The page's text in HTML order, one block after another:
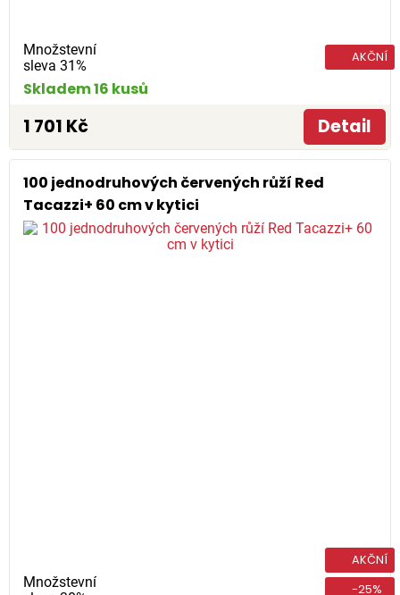
Množstevní
sleva 31%
AKČNÍ
Skladem 16 kusů
1 701 Kč Detail
100 jednodruhových červených růží Red
Tacazzi+ 60 cm v kytici
Množstevní
AKČNÍ
-25%